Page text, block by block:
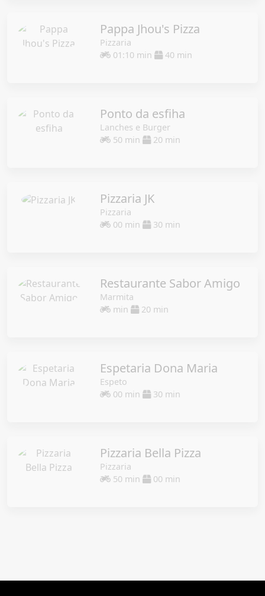
Pappa Jhou's Pizza
Pizzaria
01:10 min
40 min
Ponto da esfiha
Lanches e Burger
50 min
20 min
Pizzaria JK
Pizzaria
00 min
30 min
Restaurante Sabor Amigo
Marmita
min
20 min
Espetaria Dona Maria
Espeto
00 min
30 min
Pizzaria Bella Pizza
Pizzaria
50 min
00 min